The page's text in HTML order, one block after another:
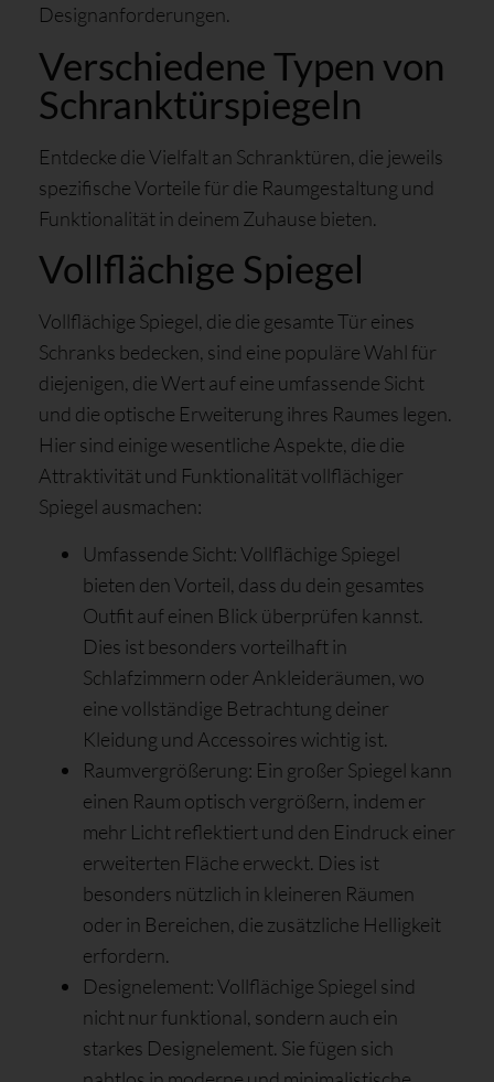
Designanforderungen.
Verschiedene Typen von
Schranktürspiegeln
Entdecke die Vielfalt an Schranktüren, die jeweils
spezifische Vorteile für die Raumgestaltung und
Funktionalität in deinem Zuhause bieten.
Vollflächige Spiegel
Vollflächige Spiegel, die die gesamte Tür eines
Schranks bedecken, sind eine populäre Wahl für
diejenigen, die Wert auf eine umfassende Sicht
und die optische Erweiterung ihres Raumes legen.
Hier sind einige wesentliche Aspekte, die die
Attraktivität und Funktionalität vollflächiger
Spiegel ausmachen:
Umfassende Sicht: Vollflächige Spiegel
bieten den Vorteil, dass du dein gesamtes
Outfit auf einen Blick überprüfen kannst.
Dies ist besonders vorteilhaft in
Schlafzimmern oder Ankleideräumen, wo
eine vollständige Betrachtung deiner
Kleidung und Accessoires wichtig ist.
Raumvergrößerung: Ein großer Spiegel kann
einen Raum optisch vergrößern, indem er
mehr Licht reflektiert und den Eindruck einer
erweiterten Fläche erweckt. Dies ist
besonders nützlich in kleineren Räumen
oder in Bereichen, die zusätzliche Helligkeit
erfordern.
Designelement: Vollflächige Spiegel sind
nicht nur funktional, sondern auch ein
starkes Designelement. Sie fügen sich